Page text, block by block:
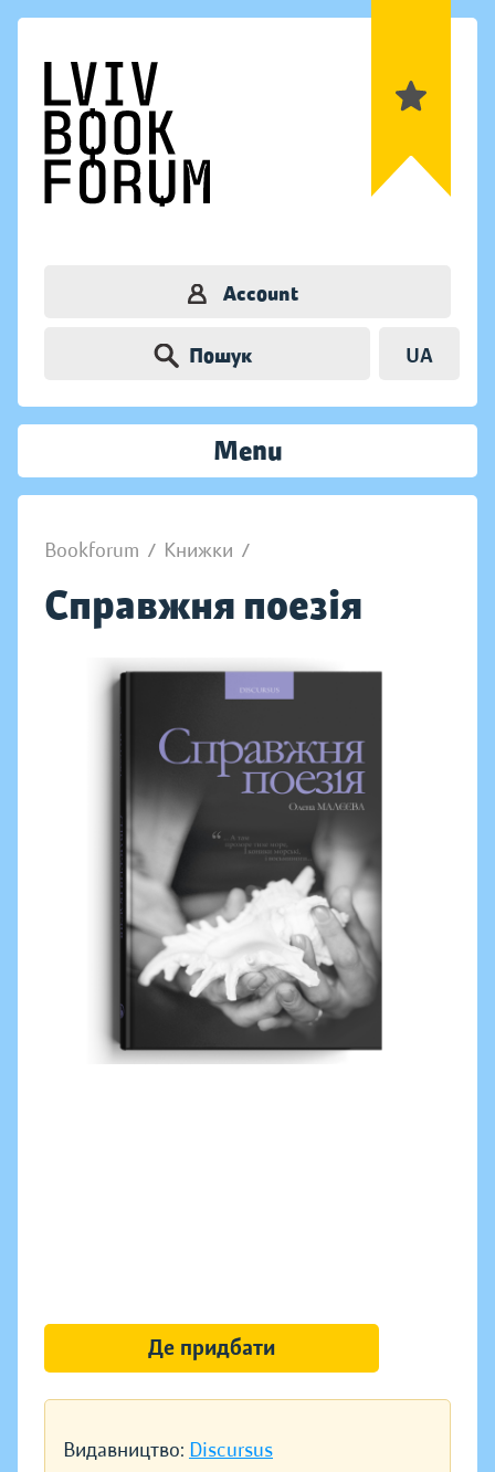
Account
Пошук UA
Menu
Bookforum / Книжки /
Справжня поезія
Видавництво: Discursus
Де придбати